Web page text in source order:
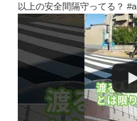
以上の安全間隔守ってる？